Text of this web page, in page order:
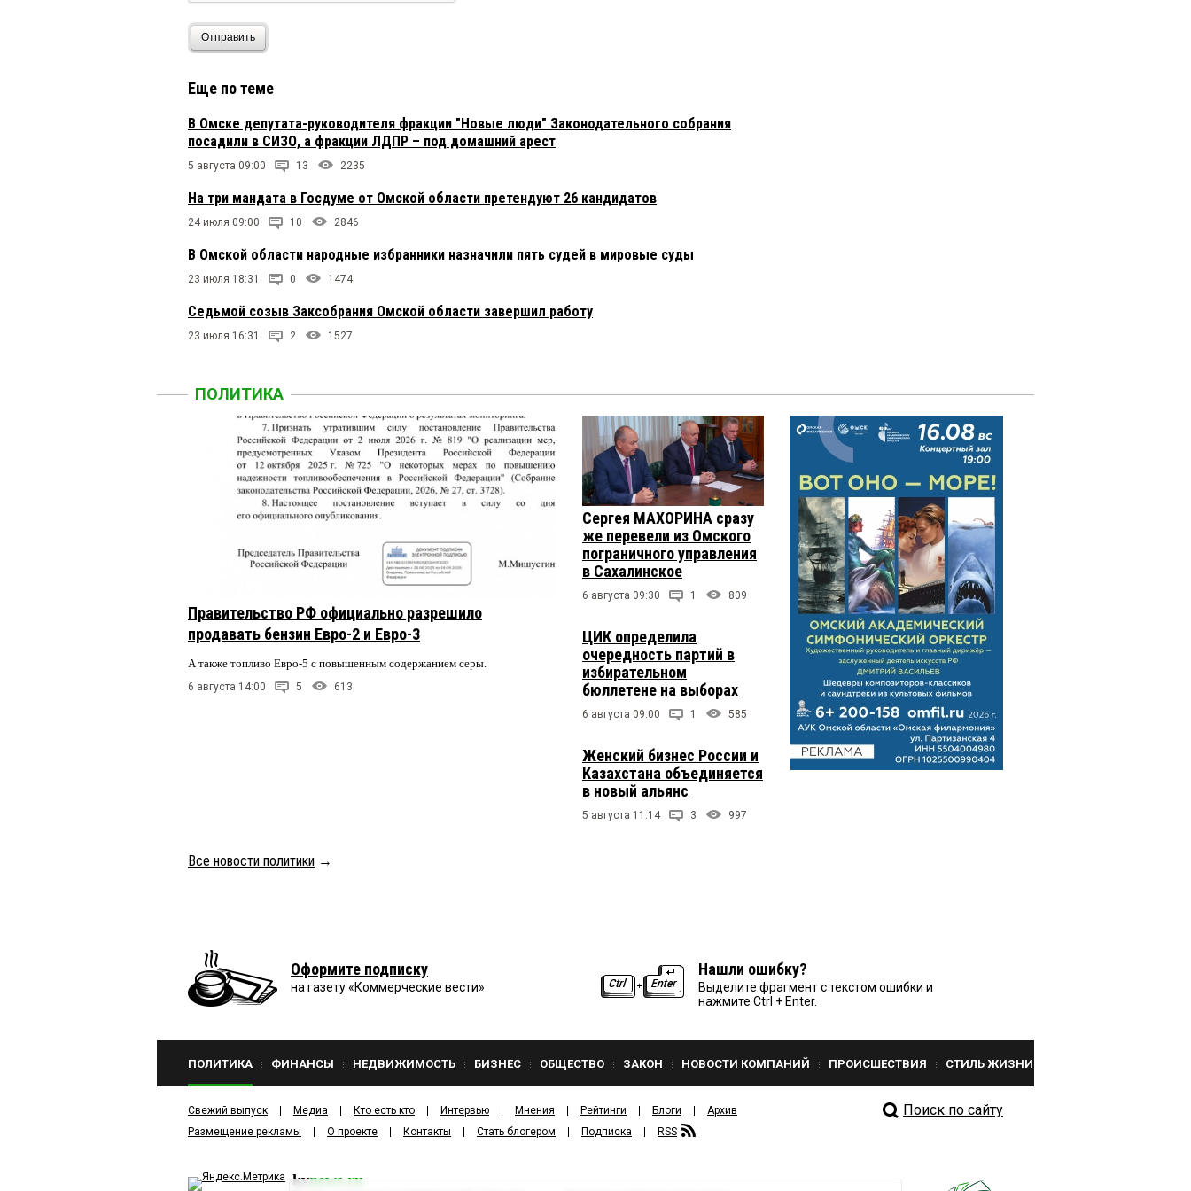
Отправить
Еще по теме
В Омске депутата-руководителя фракции "Новые люди" Законодательного собрания
посадили в СИЗО, а фракции ЛДПР – под домашний арест
5 августа 09:00 13 2235
На три мандата в Госдуме от Омской области претендуют 26 кандидатов
24 июля 09:00 10 2846
В Омской области народные избранники назначили пять судей в мировые суды
23 июля 18:31 0 1474
Седьмой созыв Заксобрания Омской области завершил работу
23 июля 16:31 2 1527
ПОЛИТИКА
Правительство РФ официально разрешило
продавать бензин Евро-2 и Евро-3
А также топливо Евро-5 с повышенным содержанием серы.
6 августа 14:00 5 613
Сергея МАХОРИНА сразу
же перевели из Омского
пограничного управления
в Сахалинское
6 августа 09:30 1 809
ЦИК определила
очередность партий в
избирательном
бюллетене на выборах
6 августа 09:00 1 585
Женский бизнес России и
Казахстана объединяется
в новый альянс
5 августа 11:14 3 997
Все новости политики →
Оформите подписку
на газету «Коммерческие вести»
Нашли ошибку?
Выделите фрагмент с текстом ошибки и
нажмите Ctrl + Enter.
ПОЛИТИКА ФИНАНСЫ НЕДВИЖИМОСТЬ БИЗНЕС ОБЩЕСТВО ЗАКОН НОВОСТИ КОМПАНИЙ ПРОИСШЕСТВИЯ СТИЛЬ ЖИЗНИ
Свежий выпуск Медиа Кто есть кто Интервью Мнения Рейтинги Блоги
Архив
Размещение рекламы
О проекте Контакты Стать блогером Подписка RSS
Поиск по сайту
kvnews.ru